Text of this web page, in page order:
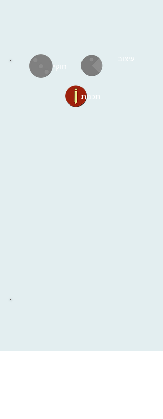
חוקים
תכנות
עיצוב